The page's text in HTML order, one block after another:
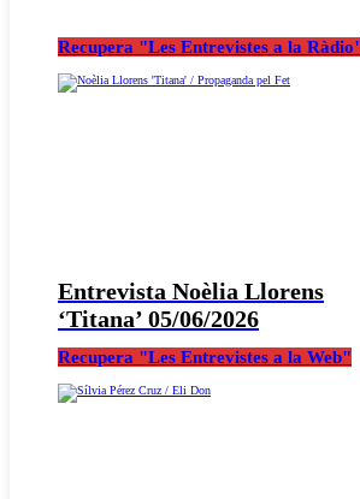
Recupera "Les Entrevistes a la
Entrevista Noèlia Llorens
‘Titana’ 05/06/2026
Recupera "Les Entrevistes a la Web"